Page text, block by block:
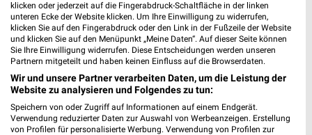
kabs ROLLER
klicken oder jederzeit auf die Fingerabdruck-Schaltfläche in der linken
unteren Ecke der Website klicken. Um Ihre Einwilligung zu widerrufen,
klicken Sie auf den Fingerabdruck oder den Link in der Fußzeile der Website
und klicken Sie auf den Menüpunkt „Meine Daten“. Auf dieser Seite können
Sie Ihre Einwilligung widerrufen. Diese Entscheidungen werden unseren
Partnern mitgeteilt und haben keinen Einfluss auf die Browserdaten.
Wir und unsere Partner verarbeiten Daten, um die Leistung der
Website zu analysieren und Folgendes zu tun:
Speichern von oder Zugriff auf Informationen auf einem Endgerät.
Verwendung reduzierter Daten zur Auswahl von Werbeanzeigen. Erstellung
von Profilen für personalisierte Werbung. Verwendung von Profilen zur